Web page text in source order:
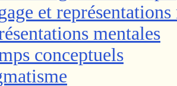
et représentations
mentales
conceptuels